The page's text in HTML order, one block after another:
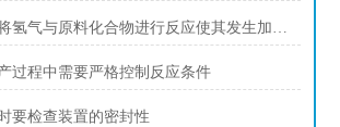
加氢反应釜能够将氢气与原料化合物进行反应使其发生加氢反应
过程中需要严格控制反应条件
要检查装置的密封性